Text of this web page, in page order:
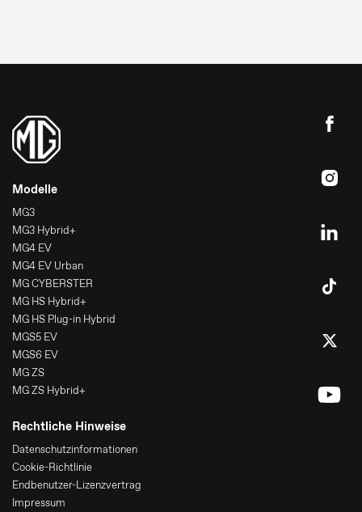
Modelle
MG3
MG3 Hybrid+
MG4 EV
MG4 EV Urban
MG CYBERSTER
MG HS Hybrid+
MG HS Plug-in Hybrid
MGS5 EV
MGS6 EV
MG ZS
MG ZS Hybrid+
Rechtliche Hinweise
Datenschutzinformationen
Cookie-Richtlinie
Endbenutzer-Lizenzvertrag
Impressum